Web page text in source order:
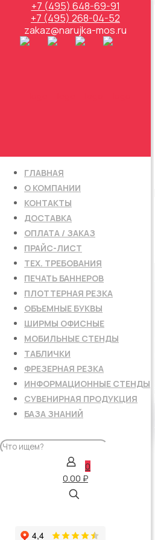
+7 (495) 648-69-91
+7 (495) 268-04-52
zakaz@narujka-mos.ru
ГЛАВНАЯ
О КОМПАНИИ
КОНТАКТЫ
ДОСТАВКА
ОПЛАТА / ЗАКАЗ
ПРАЙС-ЛИСТ
ТЕХ. ТРЕБОВАНИЯ
ПЕЧАТЬ БАННЕРОВ
ПЛОТТЕРНАЯ РЕЗКА
ОБЪЕМНЫЕ БУКВЫ
ШИРМЫ ОФИСНЫЕ
МОБИЛЬНЫЕ СТЕНДЫ
ТАБЛИЧКИ
ФРЕЗЕРНАЯ РЕЗКА
ИНФОРМАЦИОННЫЕ СТЕНДЫ
СУВЕНИРНАЯ ПРОДУКЦИЯ
БАЗА ЗНАНИЙ
0
0.00 ₽